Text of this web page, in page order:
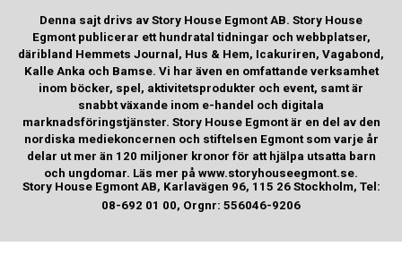
Denna sajt drivs av Story House Egmont AB. Story House
Egmont publicerar ett hundratal tidningar och webbplatser,
däribland Hemmets Journal, Hus & Hem, Icakuriren, Vagabond,
Kalle Anka och Bamse. Vi har även en omfattande verksamhet
inom böcker, spel, aktivitetsprodukter och event, samt är
snabbt växande inom e-handel och digitala
marknadsföringstjänster. Story House Egmont är en del av den
nordiska mediekoncernen och stiftelsen Egmont som varje år
delar ut mer än 120 miljoner kronor för att hjälpa utsatta barn
och ungdomar. Läs mer på www.storyhouseegmont.se.
Story House Egmont AB, Karlavägen 96, 115 26 Stockholm, Tel:
08-692 01 00, Orgnr: 556046-9206